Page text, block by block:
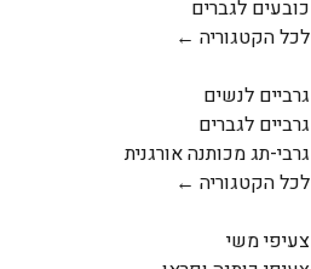
כובעים לגברים
לכל הקטגוריה ←
גרביים לנשים
גרביים לגברים
גרבי-תג מכותנה אורגנית
לכל הקטגוריה ←
צעיפי משי